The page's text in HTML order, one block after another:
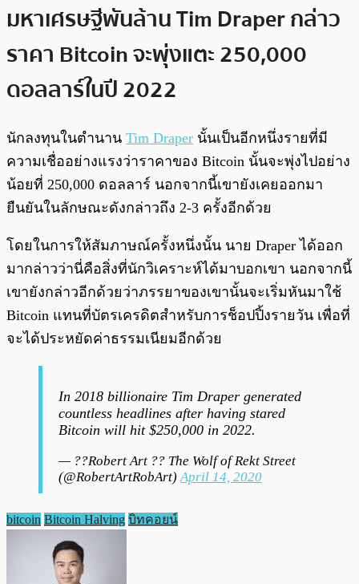
มหาเศรษฐีพันล้าน Tim Draper กล่าว
ราคา Bitcoin จะพุ่งแตะ 250,000
ดอลลาร์ในปี 2022
นักลงทุนในตำนาน Tim Draper นั้นเป็นอีกหนึ่งรายที่มี
ความเชื่ออย่างแรงว่าราคาของ Bitcoin นั้นจะพุ่งไปอย่าง
น้อยที่ 250,000 ดอลลาร์ นอกจากนี้เขายังเคยออกมา
ยืนยันในลักษณะดังกล่าวถึง 2-3 ครั้งอีกด้วย
โดยในการให้สัมภาษณ์ครั้งหนึ่งนั้น นาย Draper ได้ออก
มากล่าวว่านี่คือสิ่งที่นักวิเคราะห์ได้มาบอกเขา นอกจากนี้
เขายังกล่าวอีกด้วยว่าภรรยาของเขานั้นจะเริ่มหันมาใช้
Bitcoin แทนที่บัตรเครดิตสำหรับการช็อปปิ้งรายวัน เพื่อที่
จะได้ประหยัดค่าธรรมเนียมอีกด้วย
In 2018 billionaire Tim Draper generated
countless headlines after having stared
Bitcoin will hit $250,000 in 2022.
— ??Robert Art ?? The Wolf of Rekt Street
(@RobertArtRobArt)April 14, 2020
bitcoin Bitcoin Halving บิทคอยน์